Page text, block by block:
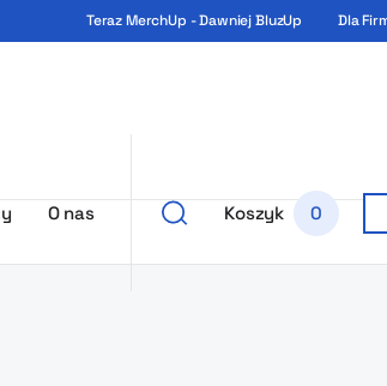
Teraz MerchUp - Dawniej BluzUp Dla
O nas Koszyk 0